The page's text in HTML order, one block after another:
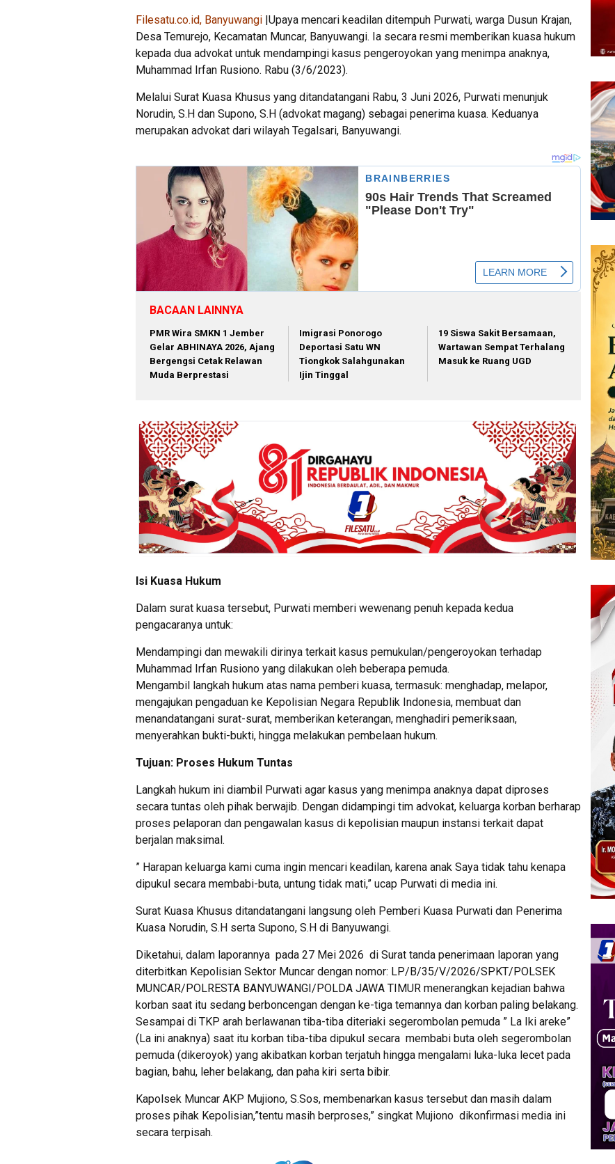
Filesatu.co.id, Banyuwangi |Upaya mencari keadilan ditempuh Purwati, warga Dusun Krajan,
Desa Temurejo, Kecamatan Muncar, Banyuwangi. Ia secara resmi memberikan kuasa hukum
kepada dua advokat untuk mendampingi kasus pengeroyokan yang menimpa anaknya,
Muhammad Irfan Rusiono. Rabu (3/6/2023).
Melalui Surat Kuasa Khusus yang ditandatangani Rabu, 3 Juni 2026, Purwati menunjuk
Norudin, S.H dan Supono, S.H (advokat magang) sebagai penerima kuasa. Keduanya
merupakan advokat dari wilayah Tegalsari, Banyuwangi.
BACAAN LAINNYA
PMR Wira SMKN 1 Jember
Gelar ABHINAYA 2026, Ajang
Bergengsi Cetak Relawan
Muda Berprestasi
Imigrasi Ponorogo
Deportasi Satu WN
Tiongkok Salahgunakan
Ijin Tinggal
19 Siswa Sakit Bersamaan,
Wartawan Sempat Terhalang
Masuk ke Ruang UGD
Isi Kuasa Hukum
Dalam surat kuasa tersebut, Purwati memberi wewenang penuh kepada kedua
pengacaranya untuk:
Mendampingi dan mewakili dirinya terkait kasus pemukulan/pengeroyokan terhadap
Muhammad Irfan Rusiono yang dilakukan oleh beberapa pemuda.
Mengambil langkah hukum atas nama pemberi kuasa, termasuk: menghadap, melapor,
mengajukan pengaduan ke Kepolisian Negara Republik Indonesia, membuat dan
menandatangani surat-surat, memberikan keterangan, menghadiri pemeriksaan,
menyerahkan bukti-bukti, hingga melakukan pembelaan hukum.
Tujuan: Proses Hukum Tuntas
Langkah hukum ini diambil Purwati agar kasus yang menimpa anaknya dapat diproses
secara tuntas oleh pihak berwajib. Dengan didampingi tim advokat, keluarga korban berharap
proses pelaporan dan pengawalan kasus di kepolisian maupun instansi terkait dapat
berjalan maksimal.
” Harapan keluarga kami cuma ingin mencari keadilan, karena anak Saya tidak tahu kenapa
dipukul secara membabi-buta, untung tidak mati,” ucap Purwati di media ini.
Surat Kuasa Khusus ditandatangani langsung oleh Pemberi Kuasa Purwati dan Penerima
Kuasa Norudin, S.H serta Supono, S.H di Banyuwangi.
Diketahui, dalam laporannya pada 27 Mei 2026 di Surat tanda penerimaan laporan yang
diterbitkan Kepolisian Sektor Muncar dengan nomor: LP/B/35/V/2026/SPKT/POLSEK
MUNCAR/POLRESTA BANYUWANGI/POLDA JAWA TIMUR menerangkan kejadian bahwa
korban saat itu sedang berboncengan dengan ke-tiga temannya dan korban paling belakang.
Sesampai di TKP arah berlawanan tiba-tiba diteriaki segerombolan pemuda ” La Iki areke”
(La ini anaknya) saat itu korban tiba-tiba dipukul secara membabi buta oleh segerombolan
pemuda (dikeroyok) yang akibatkan korban terjatuh hingga mengalami luka-luka lecet pada
bagian, bahu, leher belakang, dan paha kiri serta bibir.
Kapolsek Muncar AKP Mujiono, S.Sos, membenarkan kasus tersebut dan masih dalam
proses pihak Kepolisian,”tentu masih berproses,” singkat Mujiono dikonfirmasi media ini
secara terpisah.